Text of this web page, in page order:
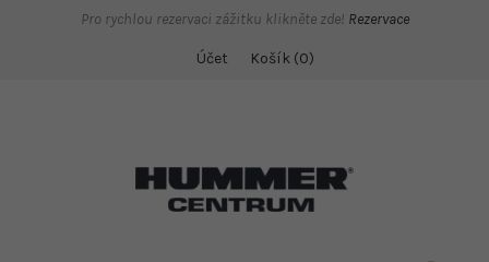
Pro rychlou rezervaci zážitku klikněte zde! Rezervace
Účet Košík 0